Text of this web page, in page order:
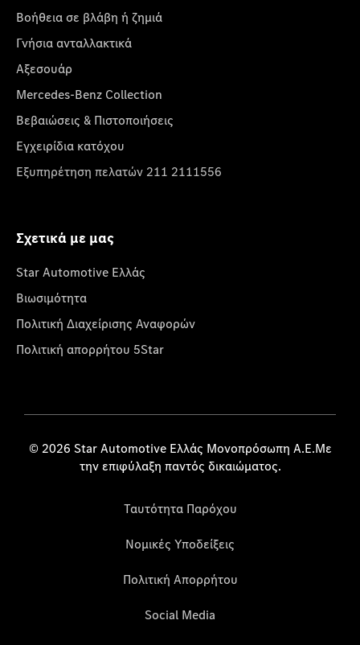
Βοήθεια σε βλάβη ή ζημιά
Γνήσια ανταλλακτικά
Αξεσουάρ
Mercedes-Benz Collection
Βεβαιώσεις & Πιστοποιήσεις
Εγχειρίδια κατόχου
Εξυπηρέτηση πελατών 211 2111556
Σχετικά με μας
Star Automotive Ελλάς
Βιωσιμότητα
Πολιτική Διαχείρισης Αναφορών
Πολιτική απορρήτου 5Star
© 2026 Star Automotive Ελλάς Μονοπρόσωπη Α.Ε.Με
την επιφύλαξη παντός δικαιώματος.
Ταυτότητα Παρόχου
Νομικές Υποδείξεις
Πολιτική Απορρήτου
Social Media